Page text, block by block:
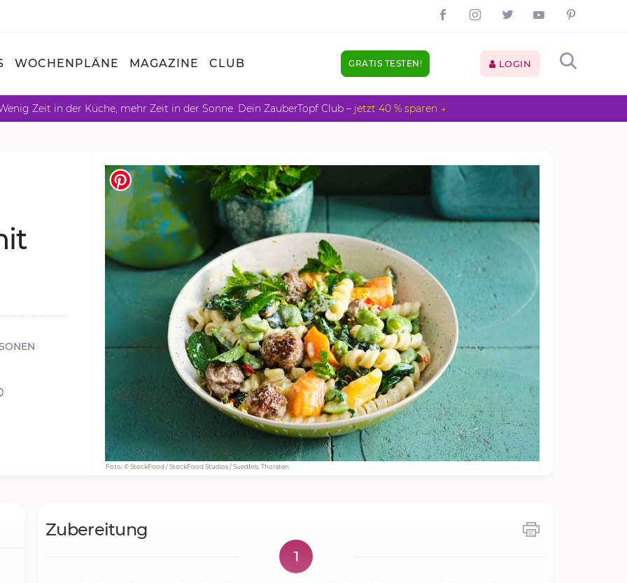
WOCHENPLÄNE MAGAZINE CLUB GRATIS TESTEN! LOGIN
Zeit in der Küche, mehr Zeit in der Sonne. Dein ZauberTopf Club – jetzt 40 % sparen →
Foto: © StockFood / StockFood Studios / Suedfels, Thorsten
Zubereitung
1